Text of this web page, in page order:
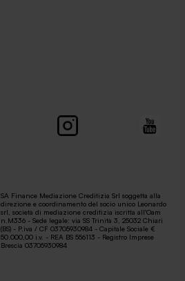
SA Finance Mediazione Creditizia Srl soggetta alla
direzione e coordinamento del socio unico Leonardo
srl, società di mediazione creditizia iscritta all'Oam
n.M336 - Sede legale: via SS Trinità 3, 25032 Chiari
(BS) - P.iva / CF 03705930984 - Capitale Sociale €
50.000,00 i.v. - REA BS 556113 - Registro Imprese
Brescia 03705930984